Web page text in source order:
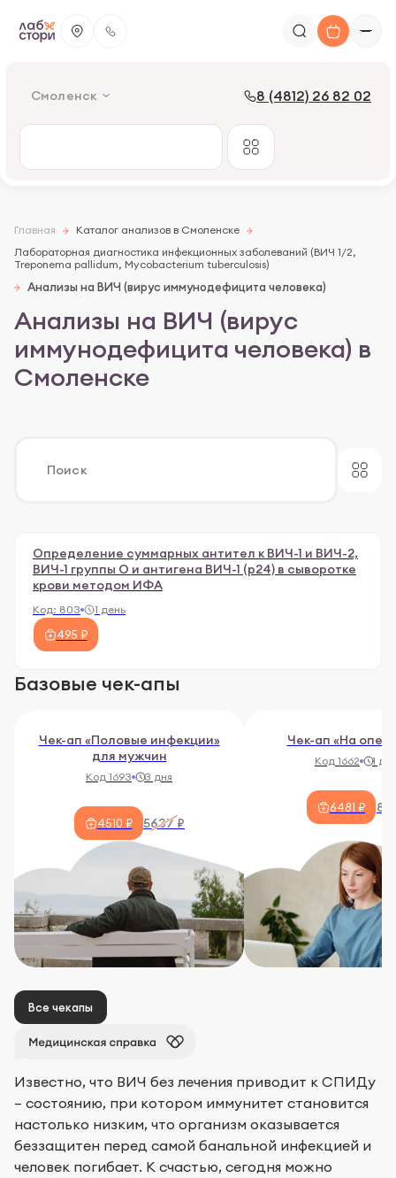
Смоленск 8 (4812) 26 82 02
Главная
Каталог анализов в Смоленске
Лабораторная диагностика инфекционных заболеваний (ВИЧ 1/2,
Treponema pallidum, Mycobacterium tuberculosis)
Анализы на ВИЧ (вирус иммунодефицита человека)
Анализы на ВИЧ (вирус
иммунодефицита человека) в
Смоленске
Базовые чек-апы
Чек-ап «Половые инфекции»
для мужчин
Код 1693 3 дня
4510 ₽ 5637 ₽
Чек-ап «На
Код 1662 1
6481 ₽
Все чекапы
Определение суммарных антител к ВИЧ-1 и ВИЧ-2,
ВИЧ-1 группы О и антигена ВИЧ-1 (р24) в сыворотке
крови методом ИФА
Код: 803 1 день
495 ₽
Известно, что ВИЧ без лечения приводит к СПИДу
– состоянию, при котором иммунитет становится
настолько низким, что организм оказывается
беззащитен перед самой банальной инфекцией и
человек погибает. К счастью, сегодня можно